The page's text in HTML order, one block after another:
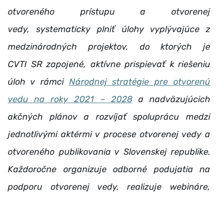
otvoreného prístupu a otvorenej
vedy, systematicky plniť úlohy vyplývajúce z
medzinárodných projektov, do ktorých je
CVTI SR zapojené, aktívne prispievať k riešeniu
úloh v rámci Národnej stratégie pre otvorenú
vedu na roky 2021 – 2028a nadväzujúcich
akčných plánov a rozvíjať spoluprácu medzi
jednotlivými aktérmi v procese otvorenej vedy a
otvoreného publikovania v Slovenskej republike.
Každoročne organizuje odborné podujatia na
podporu otvorenej vedy, realizuje webináre,